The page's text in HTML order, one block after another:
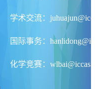
学术交流：
国际事务：
化学竞赛：